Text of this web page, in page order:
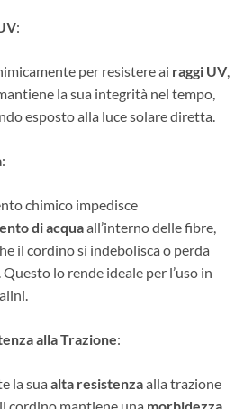
:
per resistere ai raggi UV,
la sua integrità nel tempo,
esposto alla luce solare diretta.
:
chimico impedisce
di acquaall’interno delle fibre,
il cordino si indebolisca o perda
Questo lo rende ideale per l’uso in
alla Trazione:
la sua alta resistenzaalla trazione